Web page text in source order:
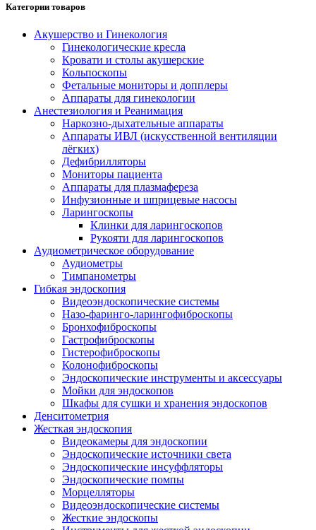
Категории товаров
Акушерство и Гинекология
Гинекологические кресла
Кровати и столы акушерские
Кольпоскопы
Фетальные мониторы и допплеры
Аппараты для гинекологии
Анестезиология и Реанимация
Наркозно-дыхательные аппараты
Аппараты ИВЛ (искусственной вентиляции
лёгких)
Дефибрилляторы
Мониторы пациента
Аппараты для плазмафереза
Инфузионные и шприцевые насосы
Ларингоскопы
Клинки для ларингоскопов
Рукояти для ларингоскопов
Аудиометрическое оборудование
Аудиометры
Тимпанометры
Гибкая эндоскопия
Видеоэндоскопические системы
Назо-фаринго-ларингофиброскопы
Бронхофиброскопы
Гастрофиброскопы
Гистерофиброскопы
Колонофиброскопы
Эндоскопические инструменты и аксессуары
Мойки для эндоскопов
Шкафы для сушки и хранения эндоскопов
Денситометрия
Жесткая эндоскопия
Видеокамеры для эндоскопии
Эндоскопические источники света
Эндоскопические инсуффляторы
Эндоскопические помпы
Морцелляторы
Видеоэндоскопические системы
Жесткие эндоскопы